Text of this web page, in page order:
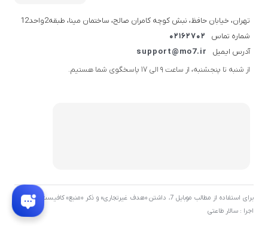
تهران، خیابان حافظ، نبش کوچه کامران صالح، ساختمان مینا، طبقه2واحد12
شماره تماس
02162702
آدرس ایمیل
support@mo7.ir
از شنبه تا پنجشنبه، از ساعت 9 الی 17 پاسخگوی شما هستیم.
برای استفاده از مطالب موبایل 7، داشتن «هدف غیرتجاری» و ذکر «منبع» کافیست. توسعه و
اجرا : سالار طاعتی